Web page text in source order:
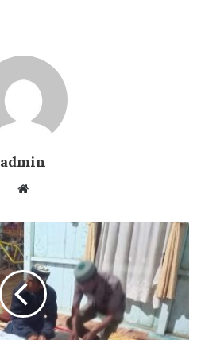
admin
Website